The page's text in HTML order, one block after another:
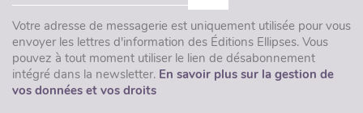
Votre adresse de messagerie est uniquement utilisée pour vous
envoyer les lettres d'information des Éditions Ellipses. Vous
pouvez à tout moment utiliser le lien de désabonnement
intégré dans la newsletter. En savoir plus sur la gestion de
vos données et vos droits